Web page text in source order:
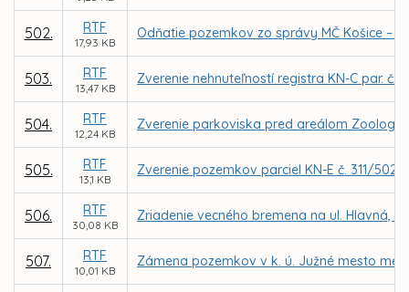
502. RTF
17,93 KB
Odňatie pozemkov zo správy MČ Košice –
503. RTF
13,47 KB
Zverenie nehnuteľností registra KN-C par. č.
504. RTF
12,24 KB
Zverenie parkoviska pred areálom
505. RTF
13,1 KB
Zverenie pozemkov parciel KN-E č. 311/
506. RTF
30,08 KB
Zriadenie vecného bremena na ul. Hlavná,
507. RTF
10,01 KB
Zámena pozemkov v k. ú. Južné mesto